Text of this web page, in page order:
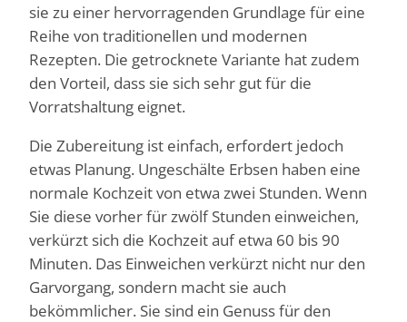
sie zu einer hervorragenden Grundlage für eine
Reihe von traditionellen und modernen
Rezepten. Die getrocknete Variante hat zudem
den Vorteil, dass sie sich sehr gut für die
Vorratshaltung eignet.
Die Zubereitung ist einfach, erfordert jedoch
etwas Planung. Ungeschälte Erbsen haben eine
normale Kochzeit von etwa zwei Stunden. Wenn
Sie diese vorher für zwölf Stunden einweichen,
verkürzt sich die Kochzeit auf etwa 60 bis 90
Minuten. Das Einweichen verkürzt nicht nur den
Garvorgang, sondern macht sie auch
bekömmlicher. Sie sind ein Genuss für den